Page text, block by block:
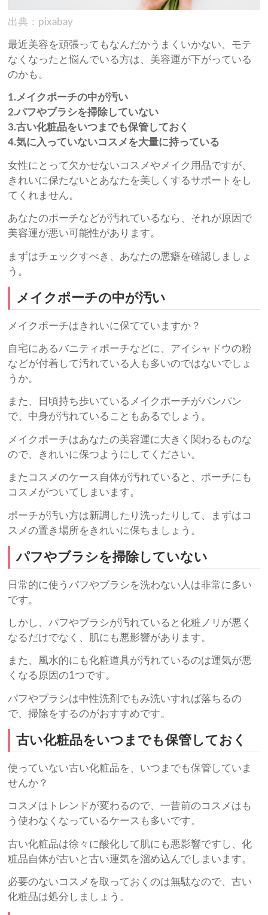
出典：pixabay
最近美容を頑張ってもなんだかうまくいかない、モテ
なくなったと悩んでいる方は、美容運が下がっている
のかも。
1.メイクポーチの中が汚い
2.パフやブラシを掃除していない
3.古い化粧品をいつまでも保管しておく
4.気に入っていないコスメを大量に持っている
女性にとって欠かせないコスメやメイク用品ですが、
きれいに保たないとあなたを美しくするサポートをし
てくれません。
あなたのポーチなどが汚れているなら、それが原因で
美容運が悪い可能性があります。
まずはチェックすべき、あなたの悪癖を確認しましょ
う。
メイクポーチの中が汚い
メイクポーチはきれいに保てていますか？
自宅にあるバニティポーチなどに、アイシャドウの粉
などが付着して汚れている人も多いのではないでしょ
うか。
また、日頃持ち歩いているメイクポーチがパンパン
で、中身が汚れていることもあるでしょう。
メイクポーチはあなたの美容運に大きく関わるものな
ので、きれいに保つようにしてください。
またコスメのケース自体が汚れていると、ポーチにも
コスメがついてしまいます。
ポーチが汚い方は新調したり洗ったりして、まずはコ
スメの置き場所をきれいに保ちましょう。
パフやブラシを掃除していない
日常的に使うパフやブラシを洗わない人は非常に多い
です。
しかし、パフやブラシが汚れていると化粧ノリが悪く
なるだけでなく、肌にも悪影響があります。
また、風水的にも化粧道具が汚れているのは運気が悪
くなる原因の1つです。
パフやブラシは中性洗剤でもみ洗いすれば落ちるの
で、掃除をするのがおすすめです。
古い化粧品をいつまでも保管しておく
使っていない古い化粧品を、いつまでも保管していま
せんか？
コスメはトレンドが変わるので、一昔前のコスメはも
う使わなくなっているケースも多いです。
古い化粧品は徐々に酸化して肌にも悪影響ですし、化
粧品自体が古いと古い運気を溜め込んでしまいます。
必要のないコスメを取っておくのは無駄なので、古い
化粧品は処分しましょう。